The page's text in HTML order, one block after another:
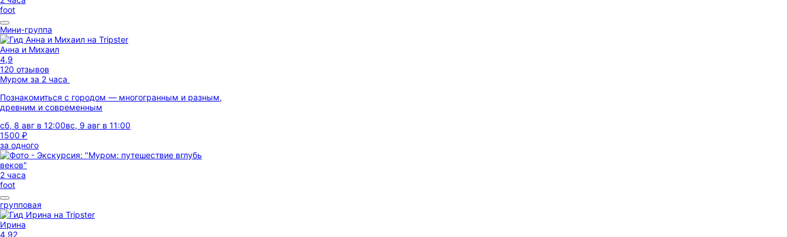
foot
Мини-группа
Анна и Михаил
4,9
120 отзывов
Муром за 2 часа
Познакомиться с городом — многогранным и разным,
древним и современным
сб, 8 авг в 12:00вс, 9 авг в 11:00
1500 ₽
за одного
2 часа
foot
групповая
Ирина
4,92